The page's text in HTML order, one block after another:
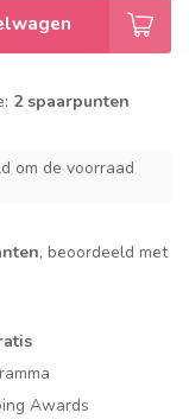
2 spaarpunten
om de voorraad
, beoordeeld met
Awards